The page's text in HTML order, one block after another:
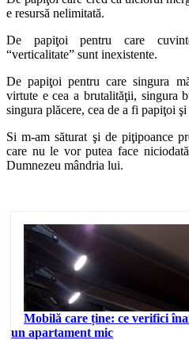
e resursă nelimitată.
De papiţoi pentru care
“verticalitate” sunt inexistente.
De papiţoi pentru care singura
virtute e cea a brutalităţii, singura
singura plăcere, cea de a fi papiţoi
Si m-am săturat şi de piţipoance
care nu le vor putea face
Dumnezeu mândria lui.
Mobilă care ține: ce verifici
un apartament mic